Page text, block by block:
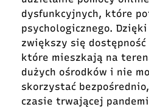
dysfunkcyjnych, które
psychologicznego.
zwiększy się dostępność
które mieszkają na
dużych ośrodków i nie
skorzystać
czasie trwającej